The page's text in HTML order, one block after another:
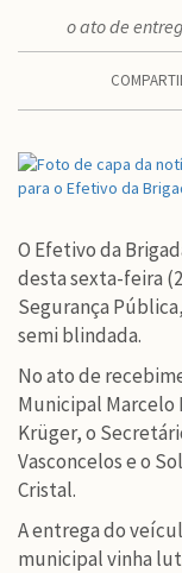
o ato de
O Efetivo da
desta sexta-feira
Segurança
semi blindada.
No ato de
Municipal Marcelo
Krüger, o
Vasconcelos e o
Cristal.
A entrega do
municipal vinha